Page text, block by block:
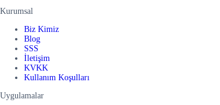
Kurumsal
Biz Kimiz
Blog
SSS
İletişim
KVKK
Kullanım Koşulları
Uygulamalar